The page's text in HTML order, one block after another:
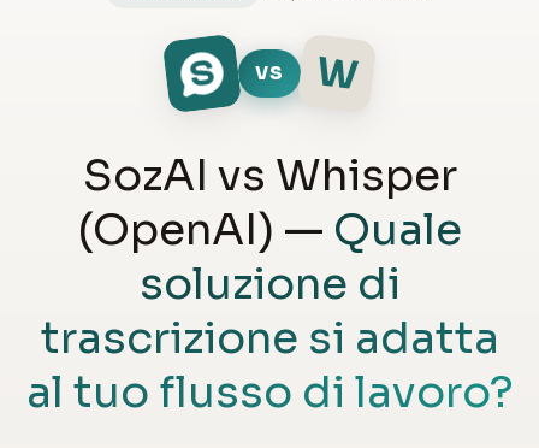
VS W
SozAI vs Whisper
(OpenAI) — Quale
soluzione di
trascrizione si adatta
al tuo flusso di lavoro?